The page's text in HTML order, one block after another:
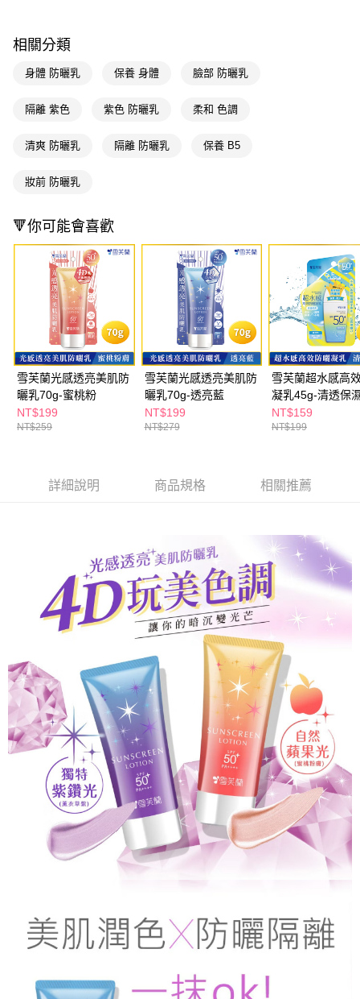
【注意事項】
１．透過由恩沛科技股份有限公司提供之「AFTEE先享後付」服務完成之交
易，需依本服務之必要範圍內提供個人資料，並將交易相關給付款項請求債
權轉讓予恩沛科技股份有限公司。
https://aftee.tw/terms/#terms3
「AFTEE先享後付」，若未經同意申辦者引起之損失，本公司不負相關責
任。
時審查核予不同之上限額度；若仍有額度不足之情形，本公司將視審查結果
恩沛科技股份有限公司將有權停止該用戶之使用額度並採取法律行動。
每筆NT$65，滿NT$490(含以上)免運費
付款後7-11取貨
每筆NT$65，滿NT$490(含以上)免運費
付款後寶雅門市自取(由倉庫統一出貨)
相關分類
身體 防曬乳 保養 身體 臉部 防曬乳
隔離 紫色 紫色 防曬乳 柔和 色調
清爽 防曬乳 隔離 防曬乳 保養 B5
妝前 防曬乳
🔻你可能會喜歡
雪芙蘭光感透亮美肌防
曬乳70g-蜜桃粉
NT$199
NT$259
雪芙蘭光感透亮美肌防
曬乳70g-透亮藍
NT$199
NT$279
雪芙蘭超水感高
凝乳45g-清透保
NT$159
NT$199
詳細說明 商品規格 相關推薦